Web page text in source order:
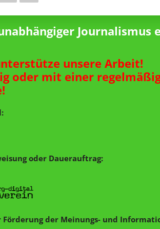
Journalismus
unsere Arbeit!
oder mit einer
oder Dauerauftrag:
Förderung der Meinungs- und